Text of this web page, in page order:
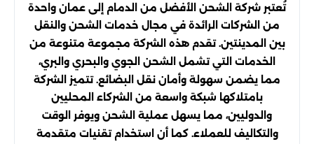
تُعتبر شركة الشحن الأفضل من الدمام إلى عمان واحدة
من الشركات الرائدة في مجال خدمات الشحن والنقل
بين المدينتين. تقدم هذه الشركة مجموعة متنوعة من
الخدمات التي تشمل الشحن الجوي والبحري والبري،
مما يضمن سهولة وأمان نقل البضائع. تتميز الشركة
بامتلاكها شبكة واسعة من الشركاء المحليين
والدوليين، مما يسهل عملية الشحن ويوفر الوقت
والتكاليف للعملاء. كما أن استخدام تقنيات متقدمة